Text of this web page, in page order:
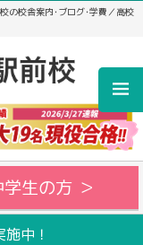
の校舎案内･ブログ･学費／高校
学生の方 ＞
中！